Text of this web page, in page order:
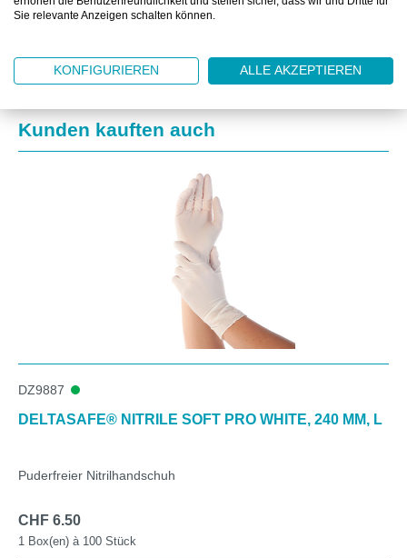
ZUSATZINFORMATIONEN
Produktgalerie überspringen
Kunden kauften auch
DZ9887
DELTASAFE® NITRILE SOFT PRO WHITE, 240 MM, L
Puderfreier Nitrilhandschuh
CHF 6.50
1 Box(en) à 100 Stück
Sie relevante Anzeigen schalten können.
KONFIGURIEREN ALLE AKZEPTIEREN